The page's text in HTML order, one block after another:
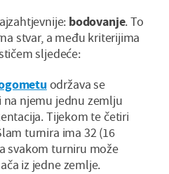
bodovanje. To
stvar, a među kriterijima
sljedeće:
održava se
i na njemu jednu zemlju
Tijekom te četiri
turnira ima 32 (16
svakom turniru može
iz jedne zemlje.